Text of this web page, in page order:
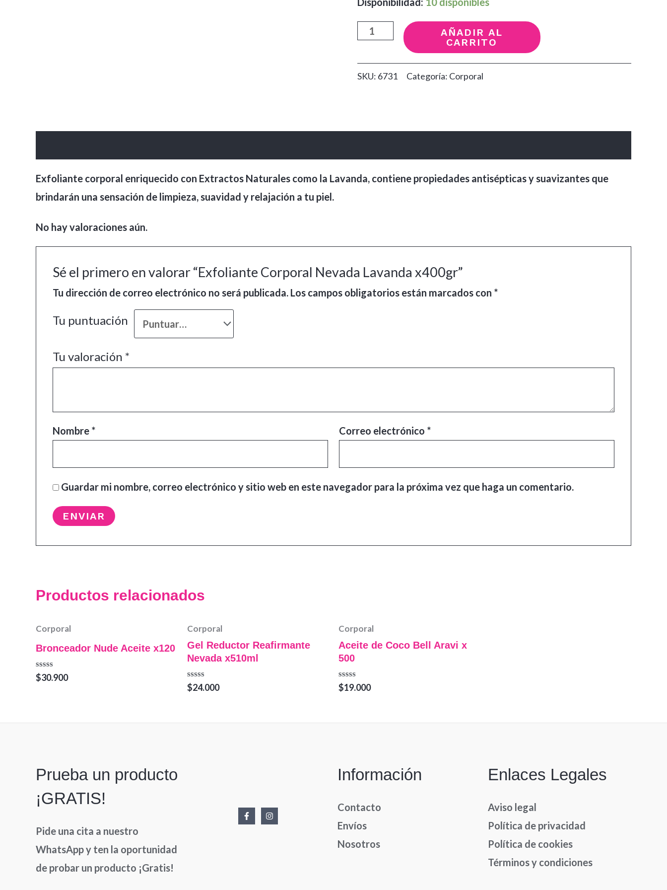
Exfoliante
Nevada
AÑADIR AL
CARRITO
SKU: 6731 Categoría: Corporal
Exfoliante corporal enriquecido con Extractos Naturales como la Lavanda, contiene propiedades antisépticas y suavizantes que
brindarán una sensación de limpieza, suavidad y relajación a tu piel.
No hay valoraciones aún.
Sé el primero en valorar “Exfoliante Corporal Nevada Lavanda x400gr”
Tu dirección de correo electrónico no será publicada. Los campos obligatorios están marcados con *
Tu puntuación
Tu valoración *
Nombre * Correo electrónico *
Guardar mi nombre, correo electrónico y sitio web en este navegador para la próxima vez que haga un comentario.
Productos relacionados
Corporal
Bronceador Nude Aceite x120
Valorado
en
$30.900
Corporal
Gel Reductor Reafirmante
Nevada x510ml
Valorado
en
$24.000
Corporal
Aceite de Coco Bell Aravi x
500
Valorado
en
$19.000
Prueba un producto
¡GRATIS!
Pide una cita a nuestro
WhatsApp y ten la oportunidad
de probar un producto ¡Gratis!
Información
Contacto
Envíos
Nosotros
Enlaces Legales
Aviso legal
Política de privacidad
Política de cookies
Términos y condiciones